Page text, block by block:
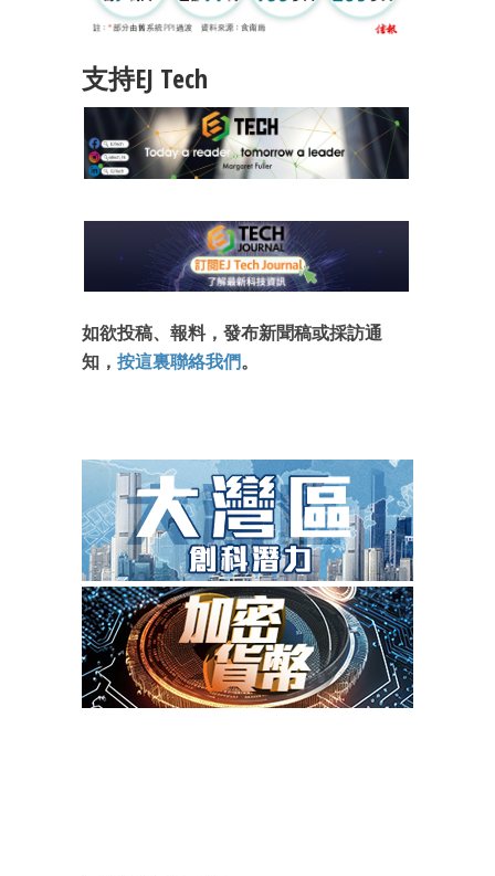
支持EJ Tech
如欲投稿、報料，發布新聞稿或採訪通
知， 按這裏聯絡我們。